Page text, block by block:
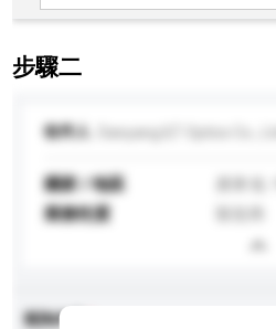
步驟二
收件人
國家 / 地區
業務性質
查詢內容